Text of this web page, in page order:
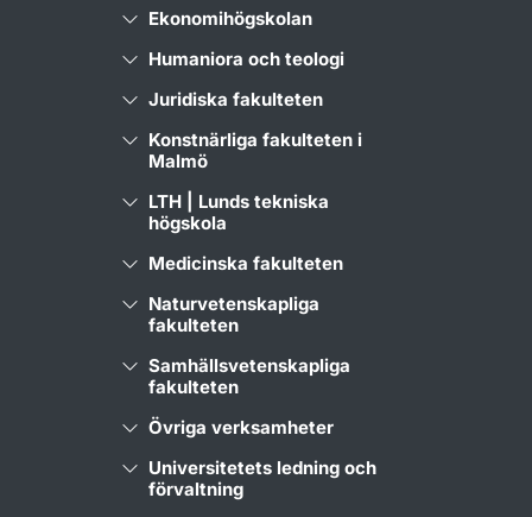
Ekonomihögskolan
Humaniora och teologi
Juridiska fakulteten
Konstnärliga fakulteten i
Malmö
LTH | Lunds tekniska
högskola
Medicinska fakulteten
Naturvetenskapliga
fakulteten
Samhällsvetenskapliga
fakulteten
Övriga verksamheter
Universitetets ledning och
förvaltning